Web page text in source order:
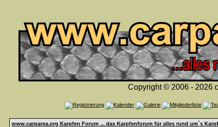
Copyright © 2006 - 2026
www.carparea.org Karpfen Forum ... das Karpfenforum für alles rund um`s